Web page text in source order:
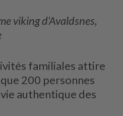
viking d’Avaldsnes,
familiales attire
200 personnes
authentique des